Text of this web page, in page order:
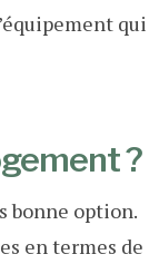
qui
?
bonne option.
en termes de